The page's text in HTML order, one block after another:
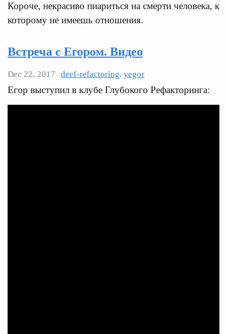
Короче, некрасиво пиариться на смерти человека, к
которому не имеешь отношения.
Встреча с Егором. Видео
Dec 22, 2017 deef-refactoring, yegor
Егор выступил в клубе Глубокого Рефакторинга: